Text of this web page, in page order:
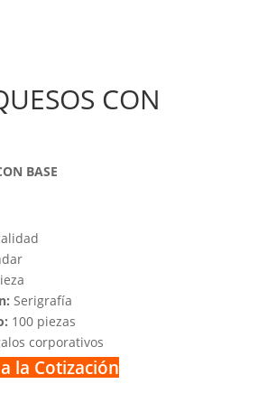
CON
BASE
Serigrafía
100 piezas
corporativos
la Cotización